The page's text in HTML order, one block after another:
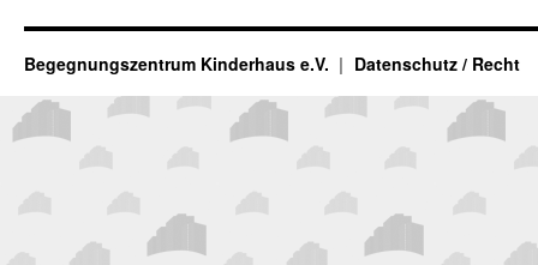
Begegnungszentrum Kinderhaus e.V. Datenschutz / Recht